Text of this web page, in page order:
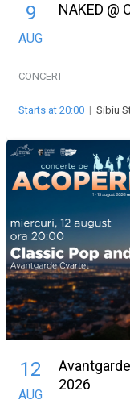
9
AUG
NAKED @
CONCERT
Starts at 20:00 | Sibiu
12
AUG
2026